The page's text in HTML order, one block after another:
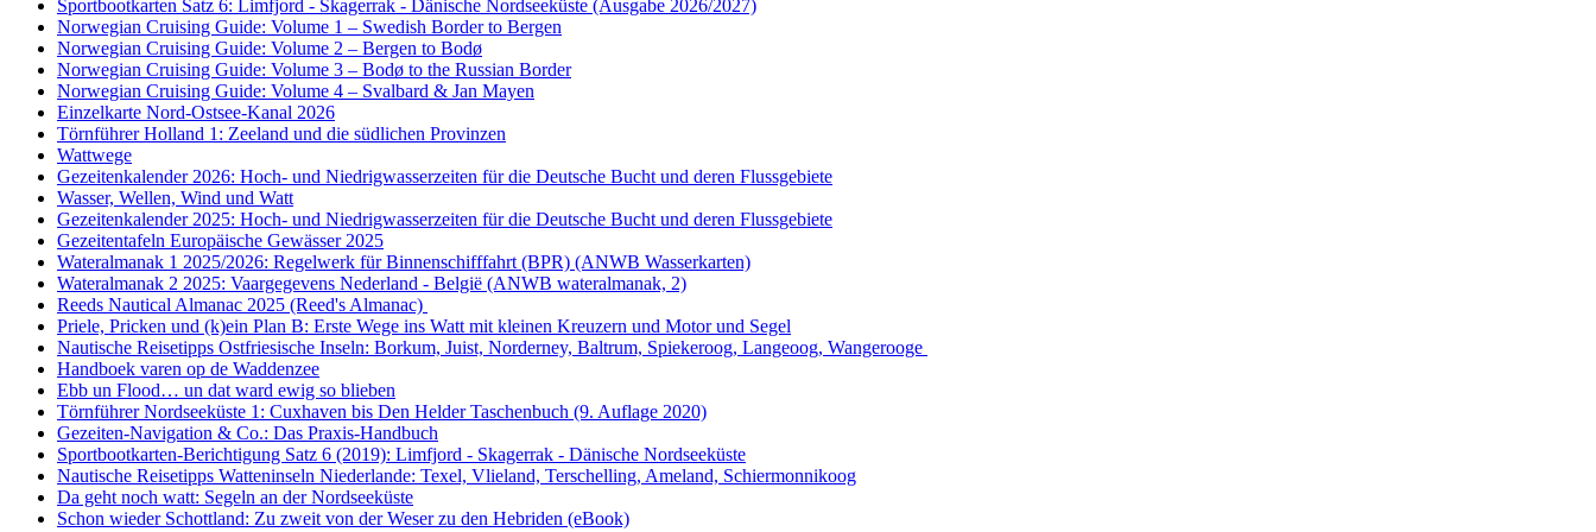
Sportbootkarten Satz 6: Limfjord - Skagerrak - Dänische Nordseeküste (Ausgabe 2026/2027)
Norwegian Cruising Guide: Volume 1 – Swedish Border to Bergen
Norwegian Cruising Guide: Volume 2 – Bergen to Bodø
Norwegian Cruising Guide: Volume 3 – Bodø to the Russian Border
Norwegian Cruising Guide: Volume 4 – Svalbard & Jan Mayen
Einzelkarte Nord-Ostsee-Kanal 2026
Törnführer Holland 1: Zeeland und die südlichen Provinzen
Wattwege
Gezeitenkalender 2026: Hoch- und Niedrigwasserzeiten für die Deutsche Bucht und deren Flussgebiete
Wasser, Wellen, Wind und Watt
Gezeitenkalender 2025: Hoch- und Niedrigwasserzeiten für die Deutsche Bucht und deren Flussgebiete
Gezeitentafeln Europäische Gewässer 2025
Wateralmanak 1 2025/2026: Regelwerk für Binnenschifffahrt (BPR) (ANWB Wasserkarten)
Wateralmanak 2 2025: Vaargegevens Nederland - België (ANWB wateralmanak, 2)
Reeds Nautical Almanac 2025 (Reed's Almanac)
Priele, Pricken und (k)ein Plan B: Erste Wege ins Watt mit kleinen Kreuzern und Motor und Segel
Nautische Reisetipps Ostfriesische Inseln: Borkum, Juist, Norderney, Baltrum, Spiekeroog, Langeoog, Wangerooge
Handboek varen op de Waddenzee
Ebb un Flood… un dat ward ewig so blieben
Törnführer Nordseeküste 1: Cuxhaven bis Den HelderTaschenbuch (9. Auflage 2020)
Gezeiten-Navigation & Co.: Das Praxis-Handbuch
Sportbootkarten-Berichtigung Satz 6 (2019): Limfjord - Skagerrak - Dänische Nordseeküste
Nautische Reisetipps Watteninseln Niederlande: Texel, Vlieland, Terschelling, Ameland, Schiermonnikoog
Da geht noch watt: Segeln an der Nordseeküste
Schon wieder Schottland: Zu zweit von der Weser zu den Hebriden (eBook)